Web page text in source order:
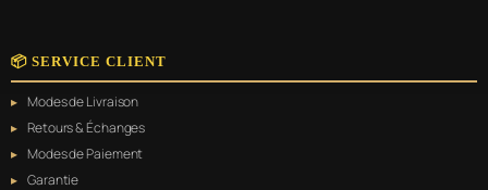
📦 SERVICE CLIENT
Modes de Livraison
Retours & Échanges
Modes de Paiement
Garantie